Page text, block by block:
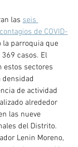
las seis
de COVID-
la parroquia que
casos. El
estos sectores
densidad
de actividad
alrededor
las nueve
del Distrito.
Lenin Moreno,